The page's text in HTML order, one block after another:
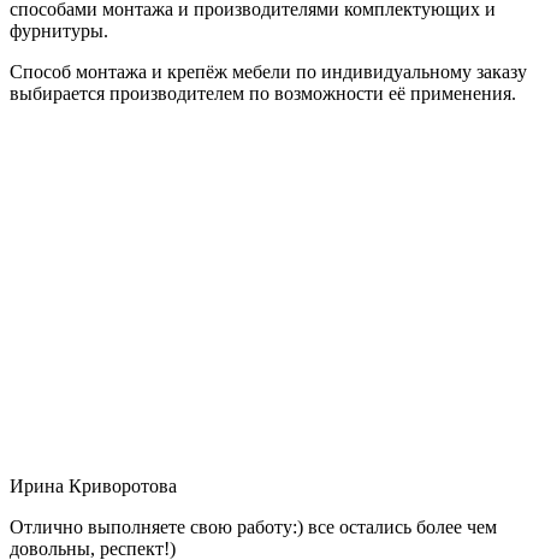
способами монтажа и производителями комплектующих и
фурнитуры.
Способ монтажа и крепёж мебели по индивидуальному заказу
выбирается производителем по возможности её применения.
Ирина Криворотова
Отлично выполняете свою работу:) все остались более чем
довольны, респект!)